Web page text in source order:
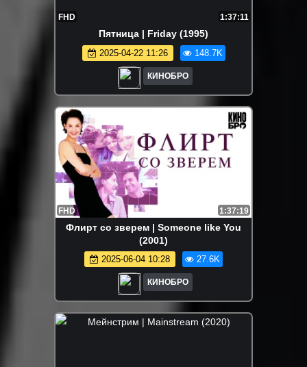
FHD 1:37:11
Пятница | Friday (1995)
2025-04-22 11:26 148.7K
КИНОБРО
FHD 1:37:19
Флирт со зверем | Someone like You
(2001)
2025-06-04 10:28 27.6K
КИНОБРО